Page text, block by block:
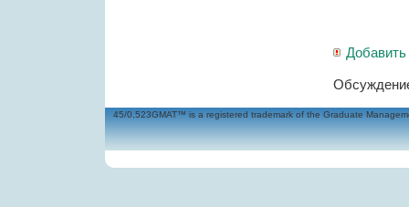
45/0,523GMAT™ is a registered trademark of the Graduate